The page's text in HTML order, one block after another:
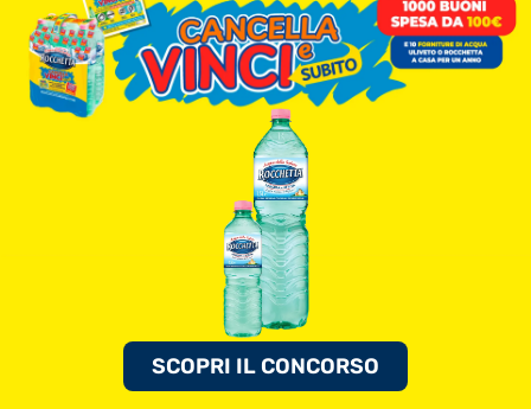
SCOPRI IL CONCORSO